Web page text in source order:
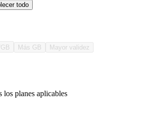
todo
Más GB Mayor validez
los planes aplicables